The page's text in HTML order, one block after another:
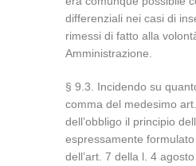
differenziali nei casi di
rimessi di fatto alla
Amministrazione.
§ 9.3. Incidendo su
comma del medesimo
dell’obbligo il principio
espressamente
dell’art. 7 della l. 4